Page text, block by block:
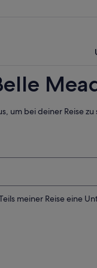
9.
um bei deiner Reise zu
meiner Reise eine